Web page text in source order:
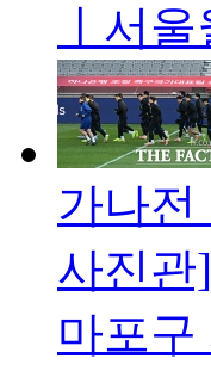
ㅣ서
가나전
사진관]
마포